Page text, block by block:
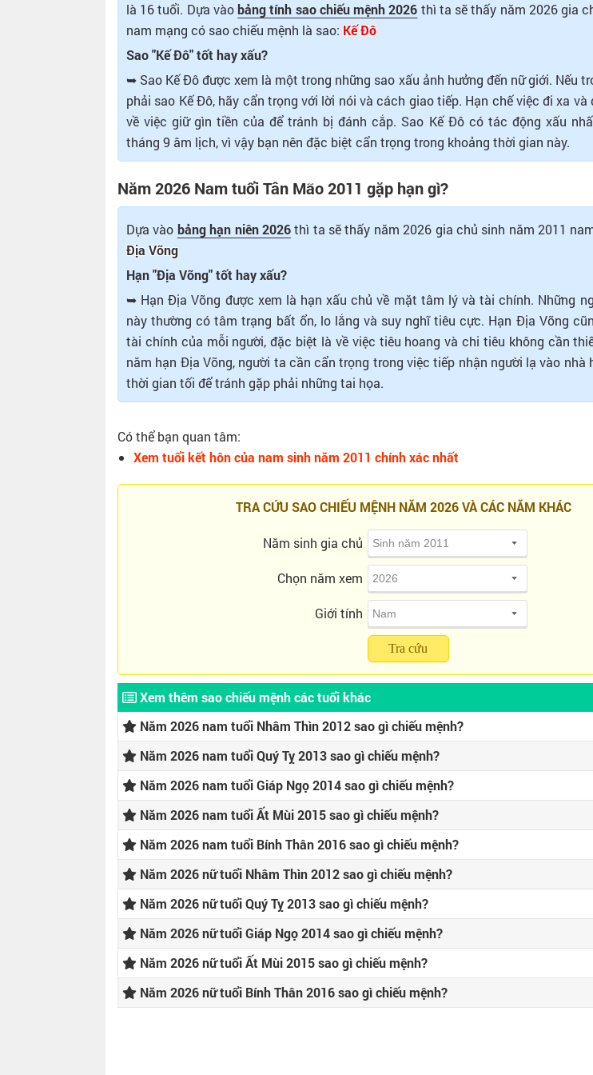
là 16 tuổi. Dựa vàobảng tính sao chiếu mệnh 2026 thì ta sẽ thấy năm 2026 gia
nam mạng có sao chiếu mệnh là sao: Kế Đô
Sao "Kế Đô" tốt hay xấu?
➥ Sao Kế Đô được xem là một trong những sao xấu ảnh hưởng đến nữ giới. Nếu
phải sao Kế Đô, hãy cẩn trọng với lời nói và cách giao tiếp. Hạn chế việc đi xa
về việc giữ gìn tiền của để tránh bị đánh cắp. Sao Kế Đô có tác động xấu
tháng 9 âm lịch, vì vậy bạn nên đặc biệt cẩn trọng trong khoảng thời gian này.
Năm 2026 Nam tuổi Tân Mão 2011 gặp hạn gì?
Dựa vào bảng hạn niên 2026thì ta sẽ thấy năm 2026 gia chủ sinh năm 2011
Địa Võng
Hạn "Địa Võng" tốt hay xấu?
➥ Hạn Địa Võng được xem là hạn xấu chủ về mặt tâm lý và tài chính. Những
này thường có tâm trạng bất ổn, lo lắng và suy nghĩ tiêu cực. Hạn Địa Võng
tài chính của mỗi người, đặc biệt là về việc tiêu hoang và chi tiêu không cần
năm hạn Địa Võng, người ta cần cẩn trọng trong việc tiếp nhận người lạ vào nhà
thời gian tối để tránh gặp phải những tai họa.
Có thể bạn quan tâm:
Xem tuổi kết hôn của nam sinh năm 2011 chính xác nhất
TRA CỨU SAO CHIẾU MỆNH NĂM 2026 VÀ CÁC NĂM KHÁC
Năm sinh gia chủ
Chọn năm xem
Giới tính
Tra cứu
Xem thêm sao chiếu mệnh các tuổi khác
Năm 2026 nam tuổi Nhâm Thìn 2012 sao gì chiếu mệnh?
Năm 2026 nam tuổi Quý Tỵ 2013 sao gì chiếu mệnh?
Năm 2026 nam tuổi Giáp Ngọ 2014 sao gì chiếu mệnh?
Năm 2026 nam tuổi Ất Mùi 2015 sao gì chiếu mệnh?
Năm 2026 nam tuổi Bính Thân 2016 sao gì chiếu mệnh?
Năm 2026 nữ tuổi Nhâm Thìn 2012 sao gì chiếu mệnh?
Năm 2026 nữ tuổi Quý Tỵ 2013 sao gì chiếu mệnh?
Năm 2026 nữ tuổi Giáp Ngọ 2014 sao gì chiếu mệnh?
Năm 2026 nữ tuổi Ất Mùi 2015 sao gì chiếu mệnh?
Năm 2026 nữ tuổi Bính Thân 2016 sao gì chiếu mệnh?